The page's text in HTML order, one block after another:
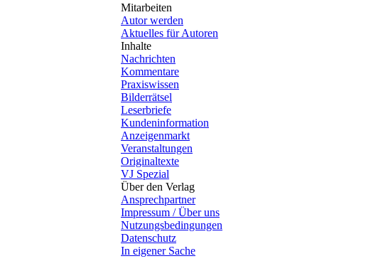
Mitarbeiten
Autor werden
Aktuelles für Autoren
Inhalte
Nachrichten
Kommentare
Praxiswissen
Bilderrätsel
Leserbriefe
Kundeninformation
Anzeigenmarkt
Veranstaltungen
Originaltexte
VJ Spezial
Über den Verlag
Ansprechpartner
Impressum / Über uns
Nutzungsbedingungen
Datenschutz
In eigener Sache